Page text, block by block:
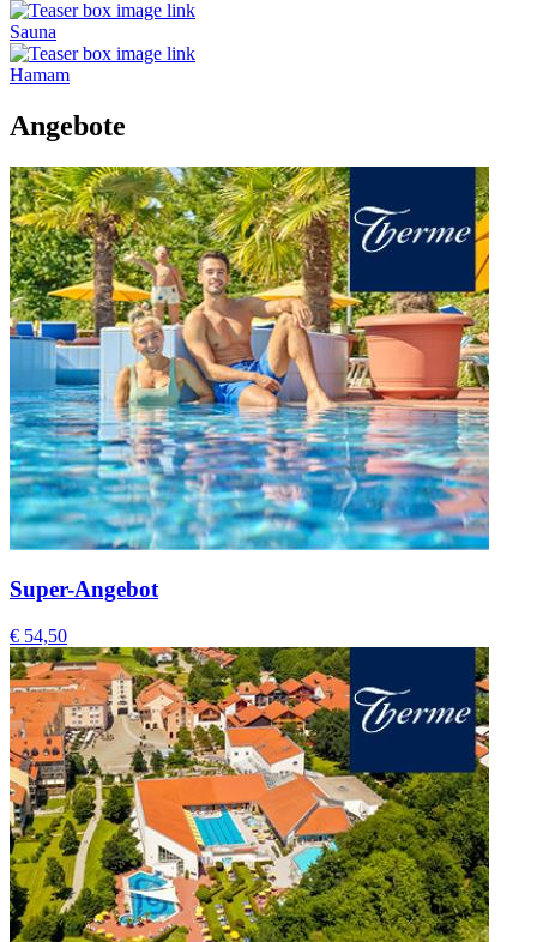
Sauna
Hamam
Angebote
Super-Angebot
€ 54,50